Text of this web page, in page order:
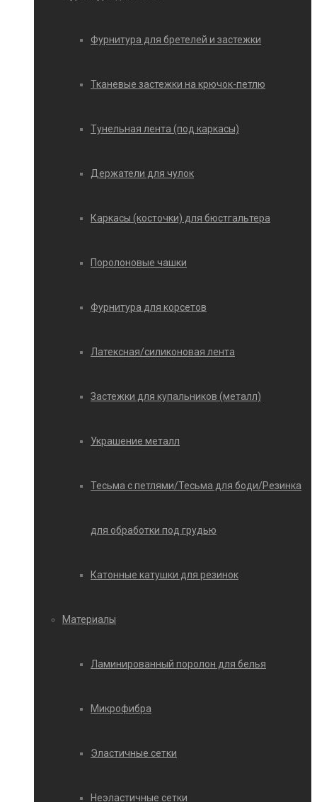
Фурнитура для бретелей и застежки
Тканевые застежки на крючок-петлю
Тунельная лента (под каркасы)
Держатели для чулок
Каркасы (косточки) для бюстгальтера
Поролоновые чашки
Фурнитура для корсетов
Латексная/силиконовая лента
Застежки для купальников (металл)
Украшение металл
Тесьма с петлями/Тесьма для боди/Резинка
для обработки под грудью
Катонные катушки для резинок
Материалы
Ламинированный поролон для белья
Микрофибра
Эластичные сетки
Неэластичные сетки